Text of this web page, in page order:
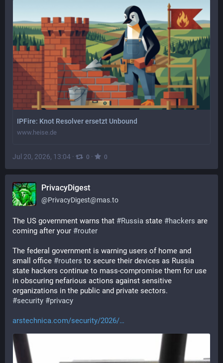
IPFire: Knot Resolver ersetzt Unbound
www.heise.de
Jul 20, 2026, 13:04 · 0 · 0
PrivacyDigest
@PrivacyDigest@mas.to
The US government warns that #Russia state #hackers are
coming after your #router
The federal government is warning users of home and
small office #routers to secure their devices as Russia
state hackers continue to mass-compromise them for use
in obscuring nefarious actions against sensitive
organizations in the public and private sectors.
#security #privacy
arstechnica.com/security/2026/